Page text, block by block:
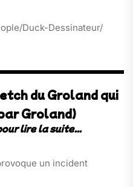
Duck-Dessinateur/
du Groland qui
Groland)
un incident